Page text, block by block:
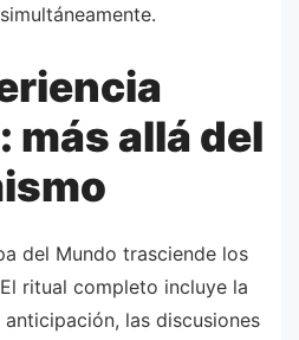
más allá del
del Mundo trasciende los
ritual completo incluye la
las discusiones